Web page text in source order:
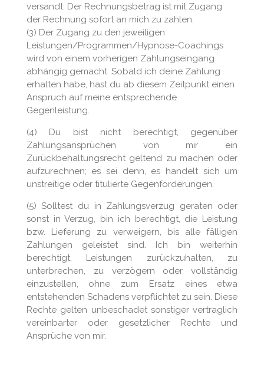
versandt. Der Rechnungsbetrag ist mit Zugang
der Rechnung sofort an mich zu zahlen.
(3) Der Zugang zu den jeweiligen
Leistungen/Programmen/Hypnose-Coachings
wird von einem vorherigen Zahlungseingang
abhängig gemacht. Sobald ich deine Zahlung
erhalten habe, hast du ab diesem Zeitpunkt einen
Anspruch auf meine entsprechende
Gegenleistung.
(4) Du bist nicht berechtigt, gegenüber
Zahlungsansprüchen von mir ein
Zurückbehaltungsrecht geltend zu machen oder
aufzurechnen; es sei denn, es handelt sich um
unstreitige oder titulierte Gegenforderungen.
(5) Solltest du in Zahlungsverzug geraten oder
sonst in Verzug, bin ich berechtigt, die Leistung
bzw. Lieferung zu verweigern, bis alle fälligen
Zahlungen geleistet sind. Ich bin weiterhin
berechtigt, Leistungen zurückzuhalten, zu
unterbrechen, zu verzögern oder vollständig
einzustellen, ohne zum Ersatz eines etwa
entstehenden Schadens verpflichtet zu sein. Diese
Rechte gelten unbeschadet sonstiger vertraglich
vereinbarter oder gesetzlicher Rechte und
Ansprüche von mir.